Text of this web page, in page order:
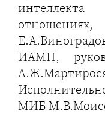
ИАМП,
МИБ